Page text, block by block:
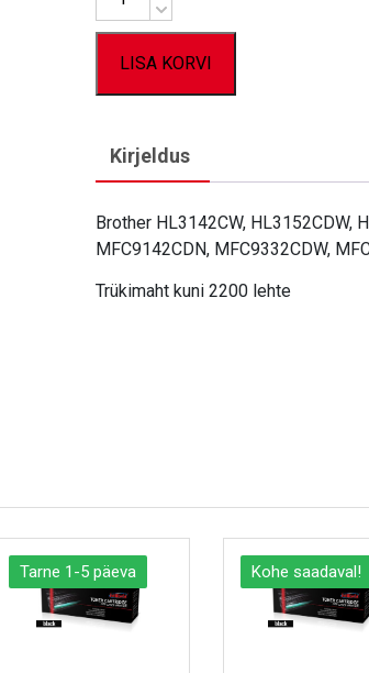
LISA KORVI
Kirjeldus
Brother HL3142CW, HL3152CDW,
MFC9142CDN, MFC9332CDW,
Trükimaht kuni 2200 lehte
Tarne 1-5 päeva Kohe saadaval!